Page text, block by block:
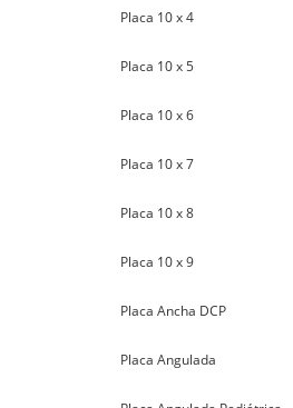
Placa 10 x 4
Placa 10 x 5
Placa 10 x 6
Placa 10 x 7
Placa 10 x 8
Placa 10 x 9
Placa Ancha DCP
Placa Angulada